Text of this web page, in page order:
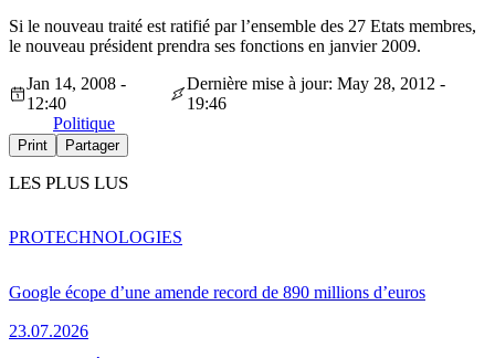
Si le nouveau traité est ratifié par l’ensemble des 27 Etats membres,
le nouveau président prendra ses fonctions en janvier 2009.
Jan 14, 2008 -
12:40
Dernière mise à jour: May 28, 2012 -
19:46
Politique
Print Partager
LES PLUS LUS
Google écope d’une amende record de 890 millions d’euros
23.07.2026
PROTECHNOLOGIES